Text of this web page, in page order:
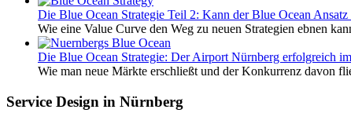
Die Blue Ocean Strategie Teil 2: Kann der Blue Ocean
Wie eine Value Curve den Weg zu neuen Strategien ebnen
Die Blue Ocean Strategie: Der Airport Nürnberg erfolgreich
Wie man neue Märkte erschließt und der Konkurrenz davon
Service Design in Nürnberg